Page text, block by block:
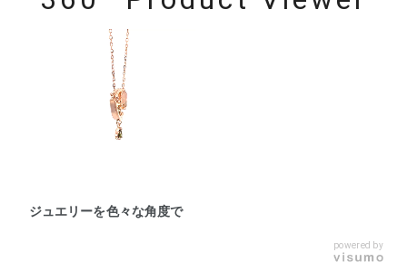
ジュエリーを色々な角度で
powered by